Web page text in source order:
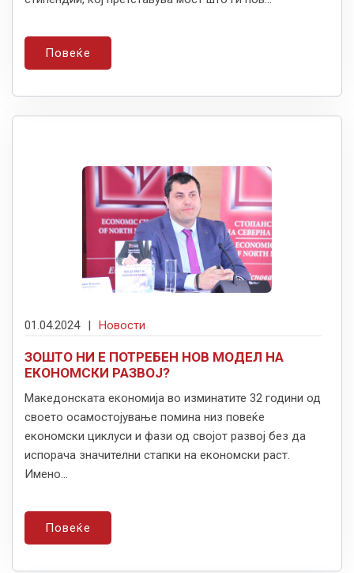
Повеќе
01.04.2024 | Новости
ЗОШТО НИ Е ПОТРЕБЕН НОВ МОДЕЛ НА
ЕКОНОМСКИ РАЗВОЈ?
Македонската економија во изминатите 32 години од
своето осамостојување помина низ повеќе
економски циклуси и фази од својот развој без да
испорача значителни стапки на економски раст.
Имено...
Повеќе